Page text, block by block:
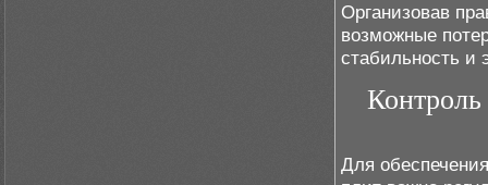
Организовав
возможные
стабильность и
Для